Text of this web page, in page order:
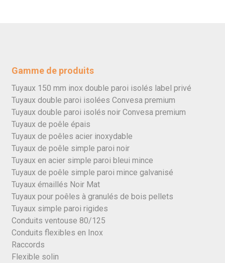
Gamme de produits
Tuyaux 150 mm inox double paroi isolés label privé
Tuyaux double paroi isolées Convesa premium
Tuyaux double paroi isolés noir Convesa premium
Tuyaux de poêle épais
Tuyaux de poêles acier inoxydable
Tuyaux de poêle simple paroi noir
Tuyaux en acier simple paroi bleui mince
Tuyaux de poêle simple paroi mince galvanisé
Tuyaux émaillés Noir Mat
Tuyaux pour poêles à granulés de bois pellets
Tuyaux simple paroi rigides
Conduits ventouse 80/125
Conduits flexibles en Inox
Raccords
Flexible solin